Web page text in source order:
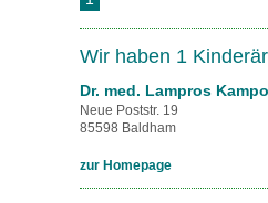
Wir haben 1
Dr. med. Lampros
Neue Poststr. 19
85598 Baldham
zur Homepage